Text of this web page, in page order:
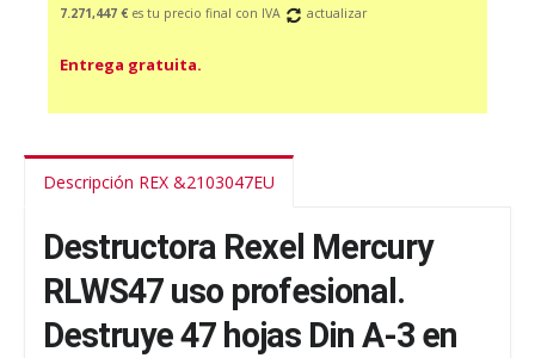
7.271,447 € es tu precio final con IVA actualizar
Entrega gratuita.
Descripción REX &2103047EU
Destructora Rexel Mercury
RLWS47 uso profesional.
Destruye 47 hojas Din A-3 en